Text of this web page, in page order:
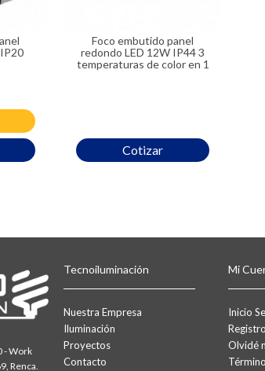
Foco embutido panel
redondo LED 12W IP44 3
temperaturas de color en 1
Cotizar
- Work
Renca.
Tecnoiluminación
Nuestra Empresa
Iluminación
Proyectos
Contacto
Mi
Inicio
Registro
Olvidé